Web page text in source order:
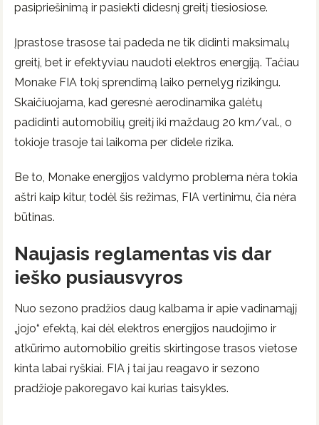
pasipriešinimą ir pasiekti didesnį greitį tiesiosiose.
Įprastose trasose tai padeda ne tik didinti maksimalų
greitį, bet ir efektyviau naudoti elektros energiją. Tačiau
Monake FIA tokį sprendimą laiko pernelyg rizikingu.
Skaičiuojama, kad geresnė aerodinamika galėtų
padidinti automobilių greitį iki maždaug 20 km/val., o
tokioje trasoje tai laikoma per didele rizika.
Be to, Monake energijos valdymo problema nėra tokia
aštri kaip kitur, todėl šis režimas, FIA vertinimu, čia nėra
būtinas.
Naujasis reglamentas vis dar
ieško pusiausvyros
Nuo sezono pradžios daug kalbama ir apie vadinamąjį
„jojo“ efektą, kai dėl elektros energijos naudojimo ir
atkūrimo automobilio greitis skirtingose trasos vietose
kinta labai ryškiai. FIA į tai jau reagavo ir sezono
pradžioje pakoregavo kai kurias taisykles.